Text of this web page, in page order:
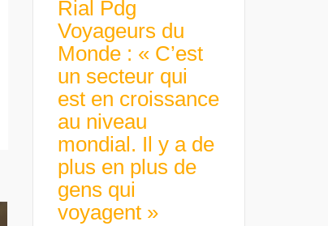
Rial Pdg
Voyageurs du
Monde : « C’est
un secteur qui
est en croissance
au niveau
mondial. Il y a de
plus en plus de
gens qui
voyagent »